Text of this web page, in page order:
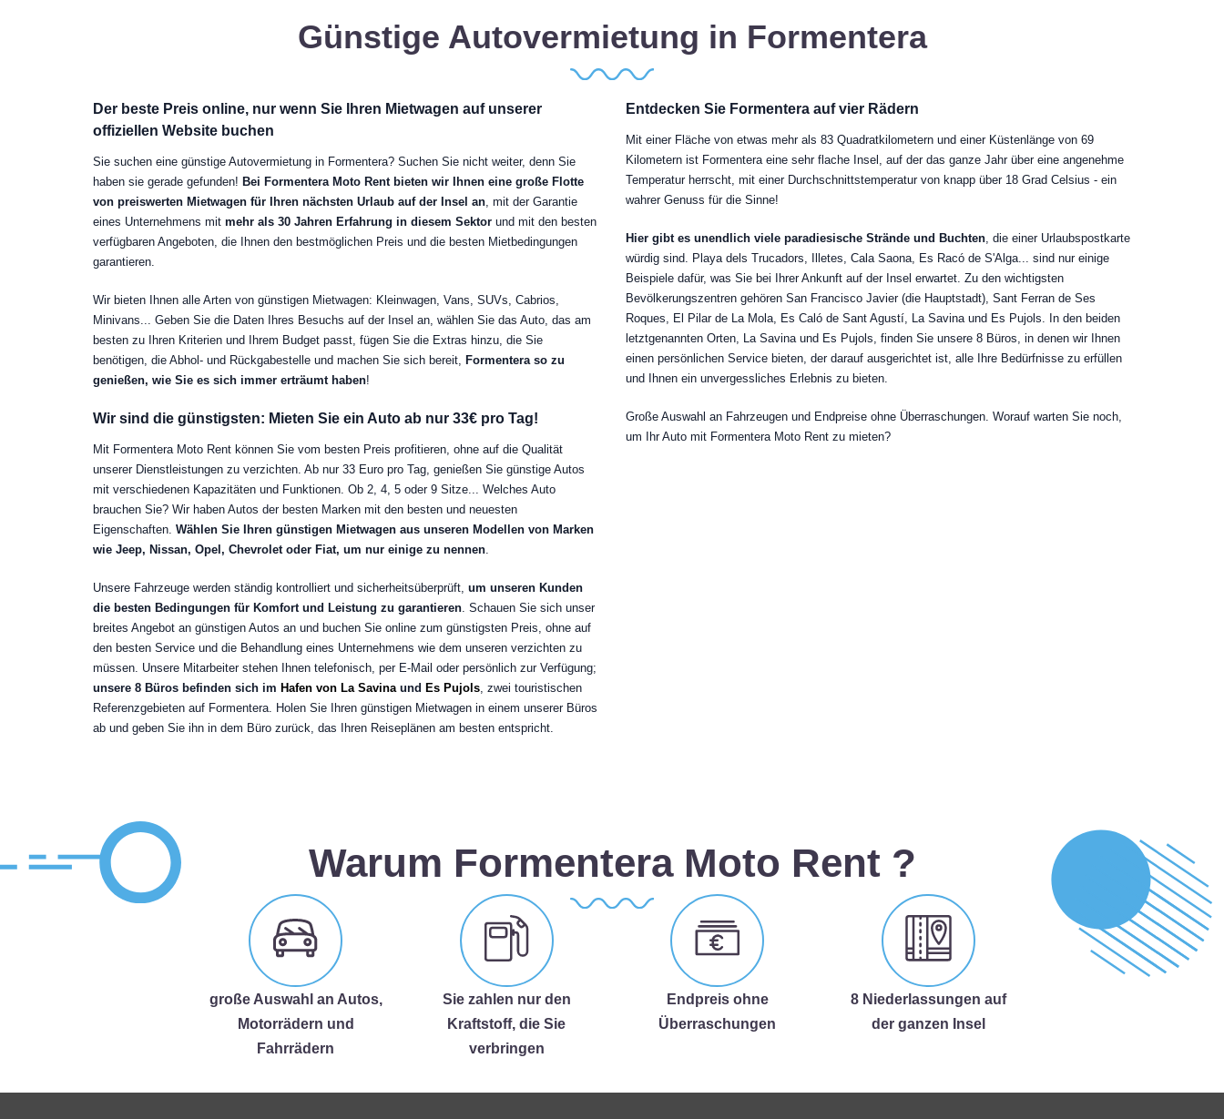
Günstige Autovermietung in Formentera
Der beste Preis online, nur wenn Sie Ihren Mietwagen auf unserer
offiziellen Website buchen
Sie suchen eine günstige Autovermietung in Formentera? Suchen Sie nicht weiter, denn Sie
haben sie gerade gefunden! Bei Formentera Moto Rent bieten wir Ihnen eine große Flotte
von preiswerten Mietwagen für Ihren nächsten Urlaub auf der Insel an, mit der Garantie
eines Unternehmens mit mehr als 30 Jahren Erfahrung in diesem Sektor und mit den besten
verfügbaren Angeboten, die Ihnen den bestmöglichen Preis und die besten Mietbedingungen
garantieren.
Wir bieten Ihnen alle Arten von günstigen Mietwagen: Kleinwagen, Vans, SUVs, Cabrios,
Minivans... Geben Sie die Daten Ihres Besuchs auf der Insel an, wählen Sie das Auto, das am
besten zu Ihren Kriterien und Ihrem Budget passt, fügen Sie die Extras hinzu, die Sie
benötigen, die Abhol- und Rückgabestelle und machen Sie sich bereit, Formentera so zu
genießen, wie Sie es sich immer erträumt haben!
Wir sind die günstigsten: Mieten Sie ein Auto ab nur 33€ pro Tag!
Mit Formentera Moto Rent können Sie vom besten Preis profitieren, ohne auf die Qualität
unserer Dienstleistungen zu verzichten. Ab nur 33 Euro pro Tag, genießen Sie günstige Autos
mit verschiedenen Kapazitäten und Funktionen. Ob 2, 4, 5 oder 9 Sitze... Welches Auto
brauchen Sie? Wir haben Autos der besten Marken mit den besten und neuesten
Eigenschaften. Wählen Sie Ihren günstigen Mietwagen aus unseren Modellen von Marken
wie Jeep, Nissan, Opel, Chevrolet oder Fiat, um nur einige zu nennen.
Unsere Fahrzeuge werden ständig kontrolliert und sicherheitsüberprüft, um unseren Kunden
die besten Bedingungen für Komfort und Leistung zu garantieren. Schauen Sie sich unser
breites Angebot an günstigen Autos an und buchen Sie online zum günstigsten Preis, ohne auf
den besten Service und die Behandlung eines Unternehmens wie dem unseren verzichten zu
müssen. Unsere Mitarbeiter stehen Ihnen telefonisch, per E-Mail oder persönlich zur Verfügung;
unsere 8 Büros befinden sich im Hafen von La Savinaund Es Pujols, zwei touristischen
Referenzgebieten auf Formentera. Holen Sie Ihren günstigen Mietwagen in einem unserer Büros
ab und geben Sie ihn in dem Büro zurück, das Ihren Reiseplänen am besten entspricht.
Entdecken Sie Formentera auf vier Rädern
Mit einer Fläche von etwas mehr als 83 Quadratkilometern und einer Küstenlänge von 69
Kilometern ist Formentera eine sehr flache Insel, auf der das ganze Jahr über eine angenehme
Temperatur herrscht, mit einer Durchschnittstemperatur von knapp über 18 Grad Celsius - ein
wahrer Genuss für die Sinne!
Hier gibt es unendlich viele paradiesische Strände und Buchten, die einer Urlaubspostkarte
würdig sind. Playa dels Trucadors, Illetes, Cala Saona, Es Racó de S'Alga... sind nur einige
Beispiele dafür, was Sie bei Ihrer Ankunft auf der Insel erwartet. Zu den wichtigsten
Bevölkerungszentren gehören San Francisco Javier (die Hauptstadt), Sant Ferran de Ses
Roques, El Pilar de La Mola, Es Caló de Sant Agustí, La Savina und Es Pujols. In den beiden
letztgenannten Orten, La Savina und Es Pujols, finden Sie unsere 8 Büros, in denen wir Ihnen
einen persönlichen Service bieten, der darauf ausgerichtet ist, alle Ihre Bedürfnisse zu erfüllen
und Ihnen ein unvergessliches Erlebnis zu bieten.
Große Auswahl an Fahrzeugen und Endpreise ohne Überraschungen. Worauf warten Sie noch,
um Ihr Auto mit Formentera Moto Rent zu mieten?
Warum Formentera Moto Rent ?
große Auswahl an Autos,
Motorrädern und
Fahrrädern
Sie zahlen nur den
Kraftstoff, die Sie
verbringen
Endpreis ohne
Überraschungen
8 Niederlassungen auf
der ganzen Insel